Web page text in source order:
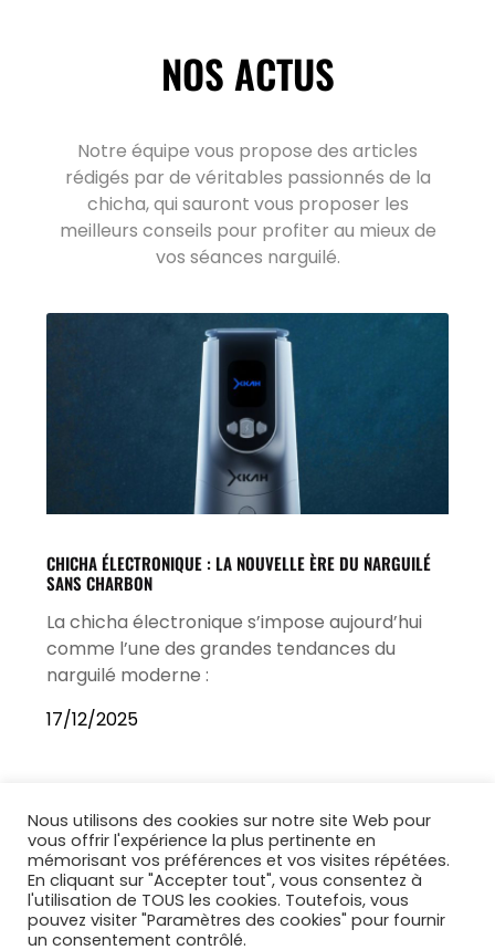
NOS ACTUS
Notre équipe vous propose des articles
rédigés par de véritables passionnés de la
chicha, qui sauront vous proposer les
meilleurs conseils pour profiter au mieux de
vos séances narguilé.
CHICHA ÉLECTRONIQUE : LA NOUVELLE ÈRE DU NARGUILÉ
SANS CHARBON
La chicha électronique s’impose aujourd’hui
comme l’une des grandes tendances du
narguilé moderne :
17/12/2025
Nous utilisons des cookies sur notre site Web pour
vous offrir l'expérience la plus pertinente en
mémorisant vos préférences et vos visites répétées.
En cliquant sur "Accepter tout", vous consentez à
l'utilisation de TOUS les cookies. Toutefois, vous
pouvez visiter "Paramètres des cookies" pour fournir
un consentement contrôlé.